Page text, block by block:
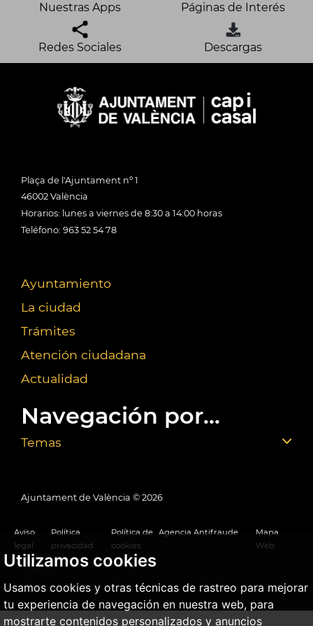
Utilizamos cookies
Usamos cookies y otras técnicas de rastreo para mejorar
tu experiencia de navegación en nuestra web, para
mostrarte contenidos personalizados y anuncios
Nuestras Apps Páginas de Interés
Redes Sociales Descargas
Plaça de l'Ajuntament nº 1
46002 València
Horarios: lunes a viernes de 8:30 a 14:00 horas
Teléfono: 963 52 54 78
Ayuntamiento
La ciudad
Trámites
Atención ciudadana
Actualidad
Navegación por...
Temas
Ajuntament de València © 2026
Aviso
legal
Política
privacidad
Política de
cookies
Agencia Antifraude
Mapa
Web